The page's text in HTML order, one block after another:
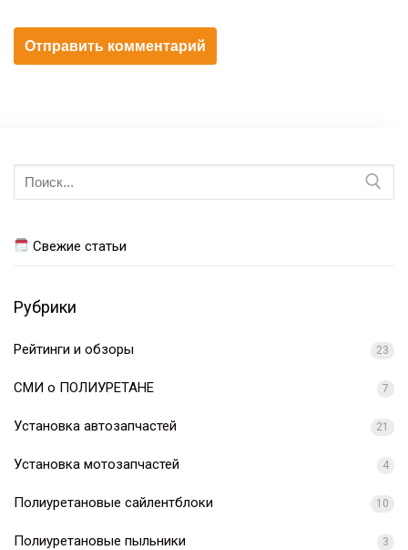
Искать:
Свежие статьи
Рубрики
Рейтинги и обзоры 23
СМИ о ПОЛИУРЕТАНЕ 7
Установка автозапчастей 21
Установка мотозапчастей 4
Полиуретановые сайлентблоки 10
Полиуретановые пыльники 3